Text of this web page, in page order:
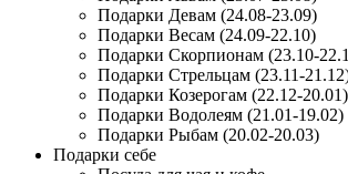
Подарки Девам (24.08-23.09)
Подарки Весам (24.09-22.10)
Подарки Скорпионам (23.10-
Подарки Стрельцам (23.11-
Подарки Козерогам (22.12-20.01)
Подарки Водолеям (21.01-19.02)
Подарки Рыбам (20.02-20.03)
Подарки себе